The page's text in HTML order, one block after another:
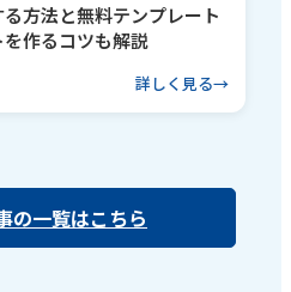
方法と無料テンプレート
作るコツも解説
詳しく見る
の一覧はこちら